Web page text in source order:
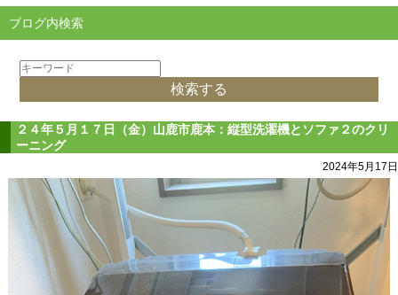
ブログ内検索
２４年５月１７日（金）山鹿市鹿本：縦型洗濯機とソファ２のクリ
ーニング
2024年5月17日